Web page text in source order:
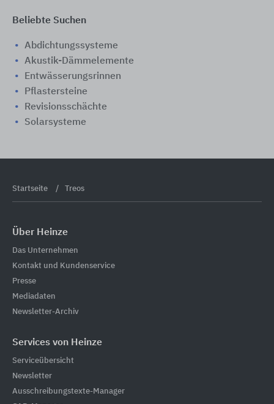
Beliebte Suchen
Abdichtungssysteme
Akustik-Dämmelemente
Entwässerungsrinnen
Pflastersteine
Revisionsschächte
Solarsysteme
Startseite Treos
Über Heinze
Das Unternehmen
Kontakt und Kundenservice
Presse
Mediadaten
Newsletter-Archiv
Services von Heinze
Serviceübersicht
Newsletter
Ausschreibungstexte-Manager